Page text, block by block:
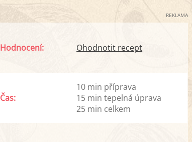
REKLAMA
Hodnocení: Ohodnotit recept
Čas:
10 min příprava
15 min tepelná úprava
25 min celkem